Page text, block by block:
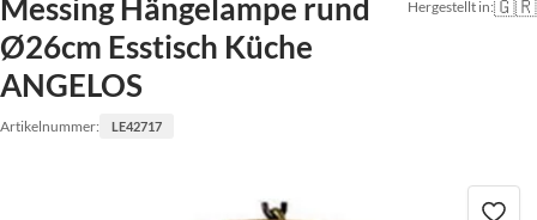
Messing Hängelampe rund
Ø26cm Esstisch Küche
ANGELOS
Artikelnummer: LE42717
Hergestellt in:🇬🇷